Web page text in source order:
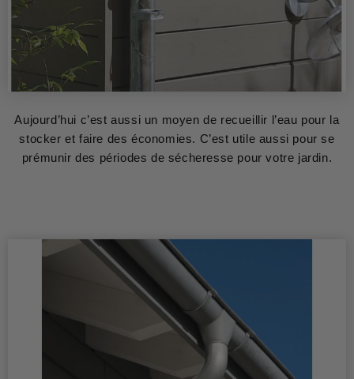
Aujourd’hui c’est aussi un moyen de recueillir l’eau pour la
stocker et faire des économies. C’est utile aussi pour se
prémunir des périodes de sécheresse pour votre jardin.